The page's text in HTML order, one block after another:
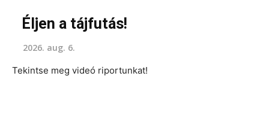
Éljen a tájfutás!
2026. aug. 6.
Tekintse meg videó riportunkat!